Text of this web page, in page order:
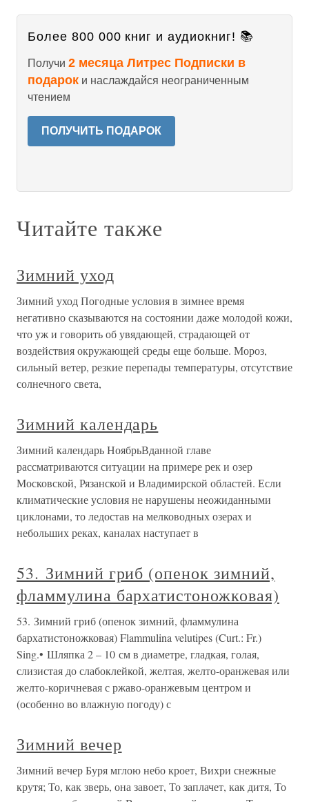
Более 800 000 книг и аудиокниг! 📚
Получи 2 месяца Литрес Подписки в
подарок и наслаждайся неограниченным
чтением
ПОЛУЧИТЬ ПОДАРОК
Читайте также
Зимний уход
Зимний уход Погодные условия в зимнее время
негативно сказываются на состоянии даже молодой кожи,
что уж и говорить об увядающей, страдающей от
воздействия окружающей среды еще больше. Мороз,
сильный ветер, резкие перепады температуры, отсутствие
солнечного света,
Зимний календарь
Зимний календарь НоябрьВданной главе
рассматриваются ситуации на примере рек и озер
Московской, Рязанской и Владимирской областей. Если
климатические условия не нарушены неожиданными
циклонами, то ледостав на мелководных озерах и
небольших реках, каналах наступает в
53. Зимний гриб (опенок зимний,
фламмулина бархатистоножковая)
53. Зимний гриб (опенок зимний, фламмулина
бархатистоножковая) Flammulina velutipes (Curt.: Fr.)
Sing.• Шляпка 2 – 10 см в диаметре, гладкая, голая,
слизистая до слабоклейкой, желтая, желто-оранжевая или
желто-коричневая с ржаво-оранжевым центром и
(особенно во влажную погоду) с
Зимний вечер
Зимний вечер Буря мглою небо кроет, Вихри снежные
крутя; То, как зверь, она завоет, То заплачет, как дитя, То